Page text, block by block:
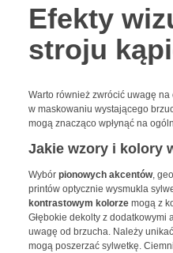
Efekty
stroju
Warto również zwrócić uwagę
w maskowaniu wystającego
mogą znacząco wpłynąć na
Jakie wzory i kolory
Wybór pionowych akcentów,
printów optycznie wysmukla
kontrastowym kolorzemogą z
Głębokie dekolty z
uwagę od brzucha. Należy
mogą poszerzać sylwetkę.